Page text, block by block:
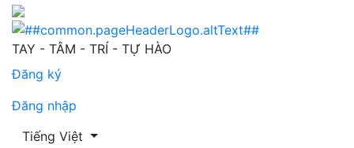
Một số yếu tố liên quan động lực làm việc của nhân
TAY - TÂM - TRÍ - TỰ HÀO
Đăng ký
Đăng nhập
Thay đổi ngôn ngữ. Ngôn ngữ hiện tại là:
Tiếng Việt